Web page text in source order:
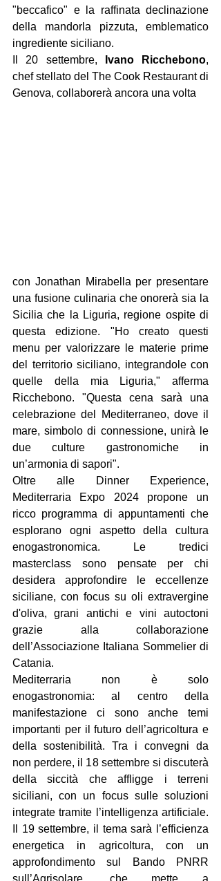
"beccafico" e la raffinata declinazione
della mandorla pizzuta, emblematico
ingrediente siciliano.
Il 20 settembre,
Ivano Ricchebono,
chef stellato del The Cook Restaurant di
Genova, collaborerà ancora una volta
con Jonathan Mirabella per presentare
una fusione culinaria che onorerà sia la
Sicilia che la Liguria, regione ospite di
questa edizione. "Ho creato questi
menu per valorizzare le materie prime
del territorio siciliano, integrandole con
quelle della mia Liguria," afferma
Ricchebono. "Questa cena sarà una
celebrazione del Mediterraneo, dove il
mare, simbolo di connessione, unirà le
due culture gastronomiche in
un’armonia di sapori".
Oltre alle Dinner Experience,
Mediterraria Expo 2024 propone un
ricco programma di appuntamenti che
esplorano ogni aspetto della cultura
enogastronomica. Le tredici
masterclass sono pensate per chi
desidera approfondire le eccellenze
siciliane, con focus su oli extravergine
d'oliva, grani antichi e vini autoctoni
grazie alla collaborazione
dell’Associazione Italiana Sommelier di
Catania.
Mediterraria non è solo
enogastronomia: al centro della
manifestazione ci sono anche temi
importanti per il futuro dell’agricoltura e
della sostenibilità. Tra i convegni da
non perdere, il 18 settembre si discuterà
della siccità che affligge i terreni
siciliani, con un focus sulle soluzioni
integrate tramite l’intelligenza artificiale.
Il 19 settembre, il tema sarà l’efficienza
energetica in agricoltura, con un
approfondimento sul Bando PNRR
sull’Agrisolare, che mette a